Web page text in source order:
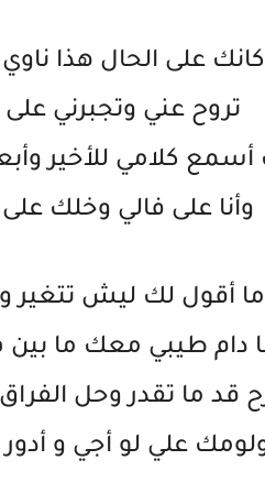
كانك على الحال هذا
تروح عني وتجبرني
كلامي للأخير
وأنا على فالي وخلك
ما أقول لك ليش تتغير
دام طيبي معك ما
قد ما تقدر وحل
علي لو أجي و